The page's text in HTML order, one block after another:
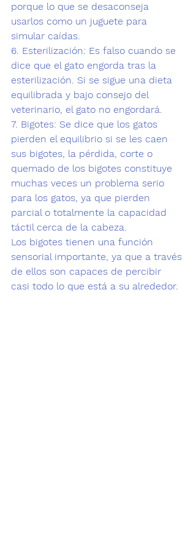
porque lo que se desaconseja
usarlos como un juguete para
simular caídas.
6. Esterilización: Es falso cuando se
dice que el gato engorda tras la
esterilización. Si se sigue una dieta
equilibrada y bajo consejo del
veterinario, el gato no engordará.
7. Bigotes: Se dice que los gatos
pierden el equilibrio si se les caen
sus bigotes, la pérdida, corte o
quemado de los bigotes constituye
muchas veces un problema serio
para los gatos, ya que pierden
parcial o totalmente la capacidad
táctil cerca de la cabeza.
Los bigotes tienen una función
sensorial importante, ya que a través
de ellos son capaces de percibir
casi todo lo que está a su alrededor.